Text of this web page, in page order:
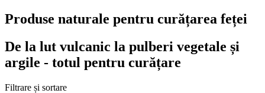
Produse naturale pentru curățarea feței
De la lut vulcanic la pulberi vegetale și
argile - totul pentru curățare
Filtrare și sortare